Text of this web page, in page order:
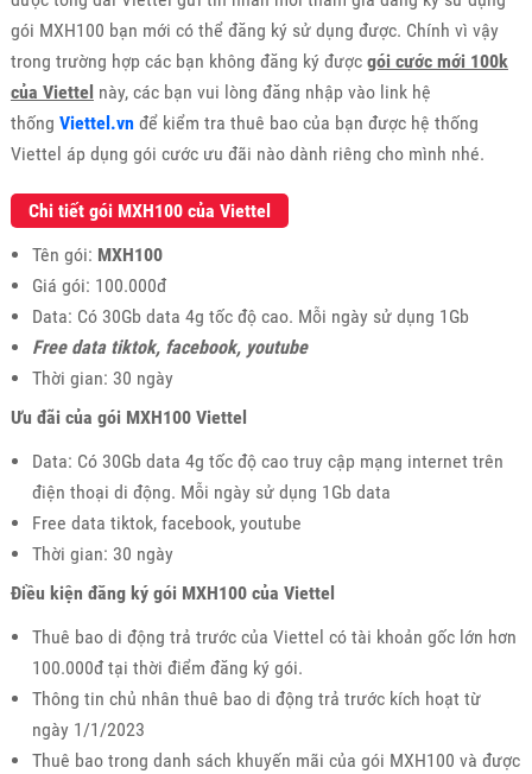
gói MXH100 bạn mới có thể đăng ký sử dụng được. Chính vì vậy
trong trường hợp các bạn không đăng ký được gói cước mới 100k
của Viettel này, các bạn vui lòng đăng nhập vào link hệ
thống Viettel.vnđể kiểm tra thuê bao của bạn được hệ thống
Viettel áp dụng gói cước ưu đãi nào dành riêng cho mình nhé.
Chi tiết gói MXH100 của Viettel
Tên gói: MXH100
Giá gói: 100.000đ
Data: Có 30Gb data 4g tốc độ cao. Mỗi ngày sử dụng 1Gb
Free data tiktok, facebook, youtube
Thời gian: 30 ngày
Ưu đãi của gói MXH100 Viettel
Data: Có 30Gb data 4g tốc độ cao truy cập mạng internet trên
điện thoại di động. Mỗi ngày sử dụng 1Gb data
Free data tiktok, facebook, youtube
Thời gian: 30 ngày
Điều kiện đăng ký gói MXH100 của Viettel
Thuê bao di động trả trước của Viettel có tài khoản gốc lớn hơn
100.000đ tại thời điểm đăng ký gói.
Thông tin chủ nhân thuê bao di động trả trước kích hoạt từ
ngày 1/1/2023
Thuê bao trong danh sách khuyến mãi của gói MXH100 và được